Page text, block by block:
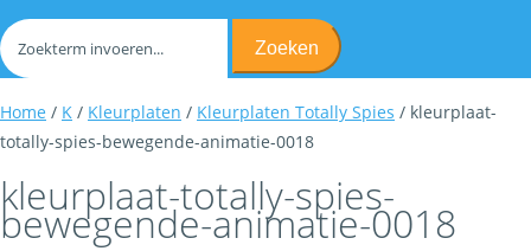
Zoeken
Home / K / Kleurplaten / Kleurplaten Totally Spies / kleurplaat-
totally-spies-bewegende-animatie-0018
kleurplaat-totally-spies-
bewegende-animatie-0018